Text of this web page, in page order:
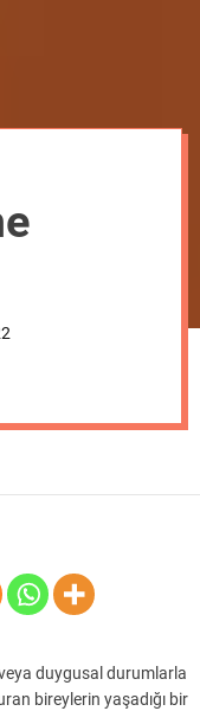
duygusal durumlarla
bireylerin yaşadığı bir